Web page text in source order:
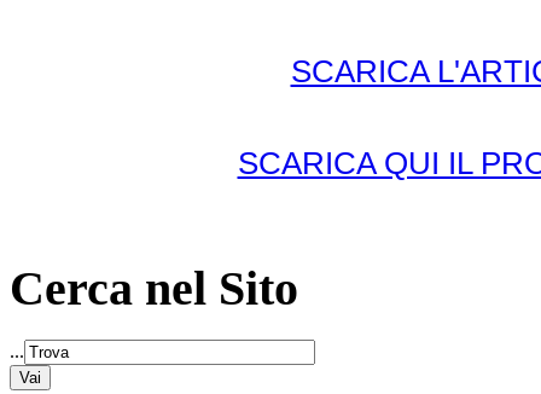
SCARICA
SCARICA QUI IL
Cerca nel Sito
...